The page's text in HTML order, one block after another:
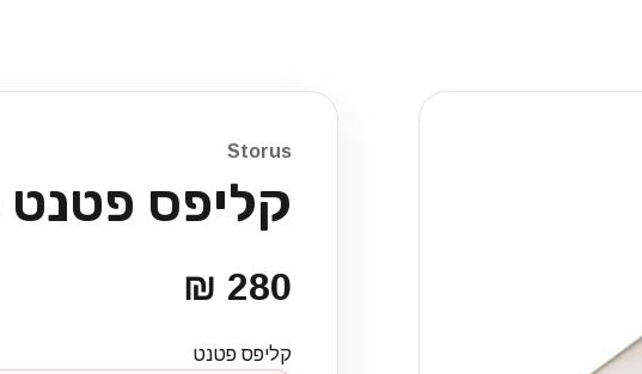
Storus
קליפס פטנט
280 ₪
קליפס פטנט